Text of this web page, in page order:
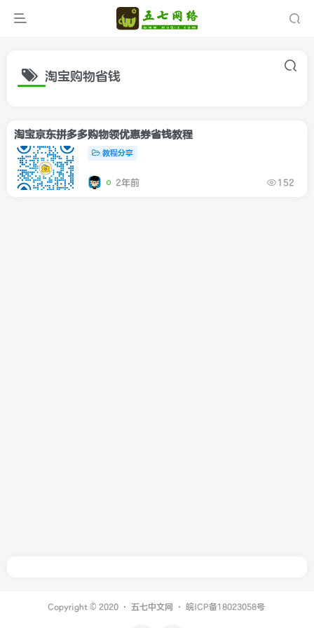
淘宝购物省钱
淘宝京东拼多多购物领优惠券省钱教程
教程分享
2年前 152
Copyright © 2020 · 五七中文网 · 皖ICP备18023058号